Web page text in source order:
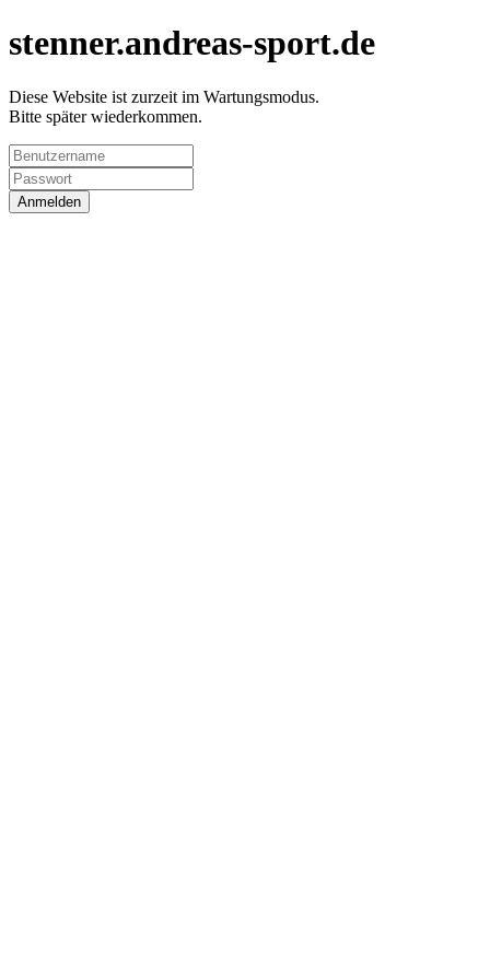
stenner.andreas-sport.de
Diese Website ist zurzeit im Wartungsmodus.
Bitte später wiederkommen.